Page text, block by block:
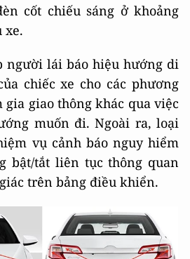
cốt chiếu sáng ở khoảng
xe.
người lái báo hiệu hướng di
chiếc xe cho các phương
giao thông khác qua việc
muốn đi. Ngoài ra, loại
vụ cảnh báo nguy hiểm
bật/tắt liên tục thông quan
trên bảng điều khiển.